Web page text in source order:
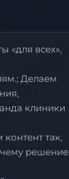
«для всех»,
Делаем
клиники
так,
решение